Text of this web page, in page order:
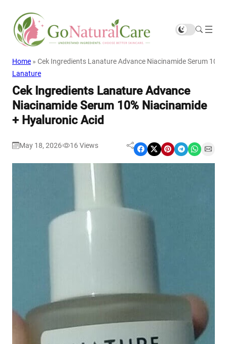
Home » Cek Ingredients Lanature Advance Niacinamide Serum 10%
Lanature
Cek Ingredients Lanature Advance
Niacinamide Serum 10% Niacinamide
+ Hyaluronic Acid
May 18, 2026 16 Views Share on Facebook Share on X Share on Pinterest Share on Telegram Share on WhatsApp Share on Email